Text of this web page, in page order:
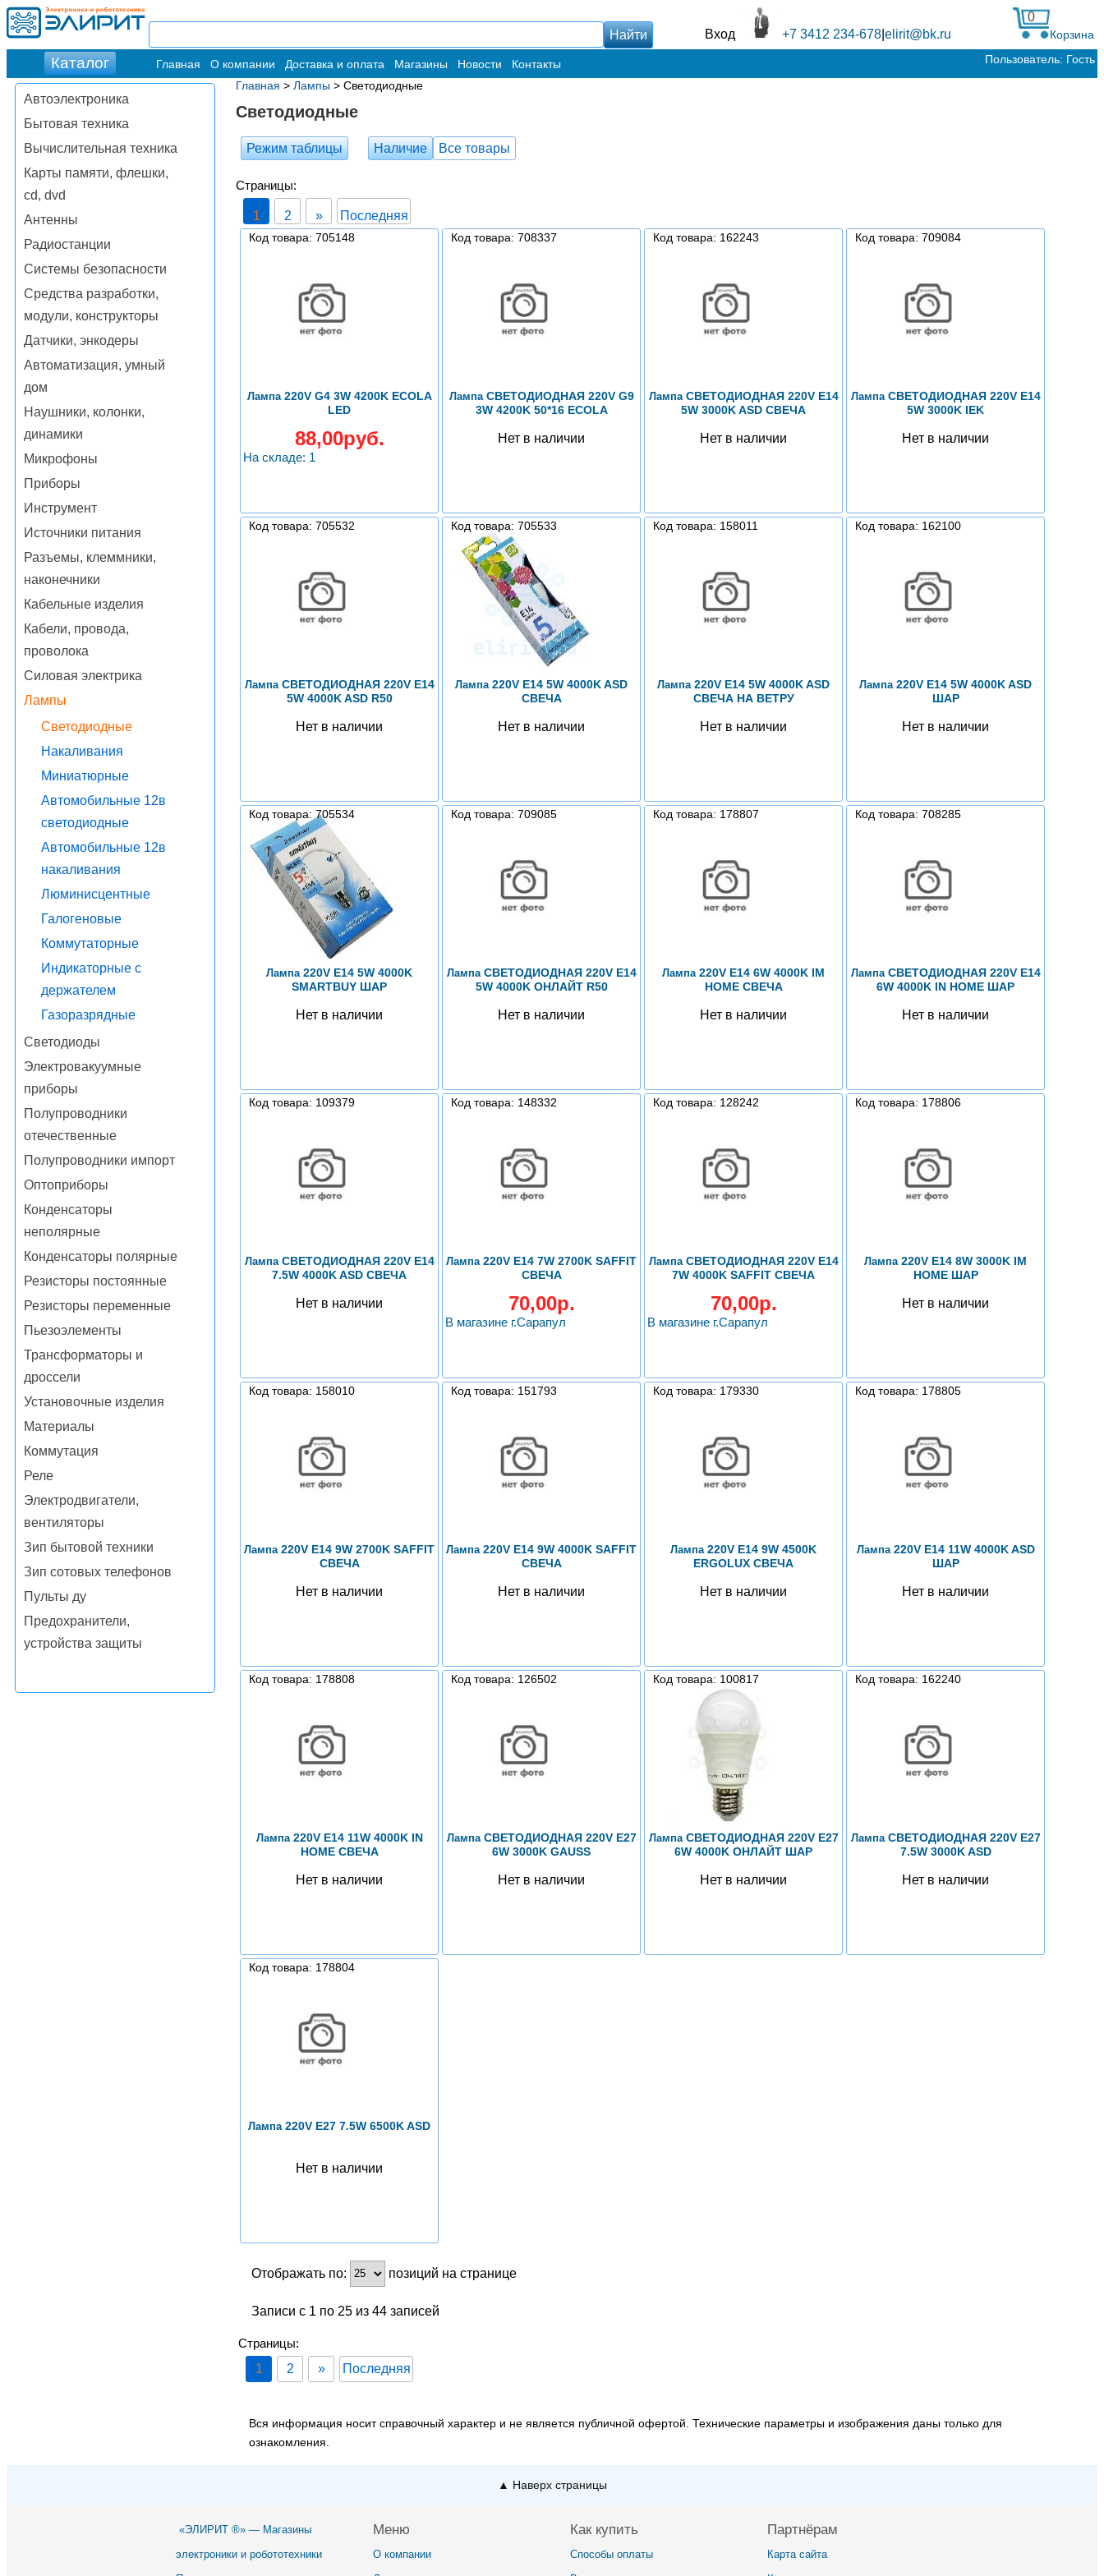
Вход +7 3412 234-678 elirit@bk.ru
0
Корзина
Главная О компании Доставка и оплата Магазины Новости Контакты Пользователь: Гость
Автоэлектроника
Бытовая техника
Вычислительная техника
Карты памяти, флешки,
cd, dvd
Антенны
Радиостанции
Системы безопасности
Средства разработки,
модули, конструкторы
Датчики, энкодеры
Автоматизация, умный
дом
Наушники, колонки,
динамики
Микрофоны
Приборы
Инструмент
Источники питания
Разъемы, клеммники,
наконечники
Кабельные изделия
Кабели, провода,
проволока
Силовая электрика
Лампы
Светодиодные
Накаливания
Миниатюрные
Автомобильные 12в
светодиодные
Автомобильные 12в
накаливания
Люминисцентные
Галогеновые
Коммутаторные
Индикаторные с
держателем
Газоразрядные
Светодиоды
Электровакуумные
приборы
Полупроводники
отечественные
Полупроводники импорт
Оптоприборы
Конденсаторы
неполярные
Конденсаторы полярные
Резисторы постоянные
Резисторы переменные
Пьезоэлементы
Трансформаторы и
дроссели
Установочные изделия
Материалы
Коммутация
Реле
Электродвигатели,
вентиляторы
Зип бытовой техники
Зип сотовых телефонов
Пульты ду
Предохранители,
устройства защиты
Главная > Лампы > Светодиодные
Светодиодные
Режим таблицы Наличие Все товары
Страницы:
1 2 » Последняя
Код товара: 705148
Лампа220V G4 3W 4200K ECOLA
LED
88,00руб.
На складе: 1
Код товара: 708337
ЛампаСВЕТОДИОДНАЯ 220V G9
3W 4200K 50*16 ECOLA
Нет в наличии
Код товара: 162243
ЛампаСВЕТОДИОДНАЯ 220V E14
5W 3000K ASD СВЕЧА
Нет в наличии
Код товара: 709084
ЛампаСВЕТОДИОДНАЯ 220V E14
5W 3000K IEK
Нет в наличии
Код товара: 705532
ЛампаСВЕТОДИОДНАЯ 220V E14
5W 4000K ASD R50
Нет в наличии
Код товара: 705533
Лампа 220V E14 5W 4000K ASD
СВЕЧА
Нет в наличии
Код товара: 158011
Лампа 220V E14 5W 4000K ASD
СВЕЧА НА ВЕТРУ
Нет в наличии
Код товара: 162100
Лампа 220V E14 5W 4000K ASD
ШАР
Нет в наличии
Код товара: 705534
Лампа 220V E14 5W 4000K
SMARTBUY ШАР
Нет в наличии
Код товара: 709085
ЛампаСВЕТОДИОДНАЯ 220V E14
5W 4000K ОНЛАЙТ R50
Нет в наличии
Код товара: 178807
Лампа 220V E14 6W 4000K IM
HOME СВЕЧА
Нет в наличии
Код товара: 708285
ЛампаСВЕТОДИОДНАЯ 220V E14
6W 4000K IN HOME ШАР
Нет в наличии
Код товара: 109379
ЛампаСВЕТОДИОДНАЯ 220V E14
7.5W 4000K ASD СВЕЧА
Нет в наличии
Код товара: 148332
Лампа 220V E14 7W 2700K SAFFIT
СВЕЧА
70,00р.
В магазине г.Сарапул
Код товара: 128242
ЛампаСВЕТОДИОДНАЯ 220V E14
7W 4000K SAFFIT СВЕЧА
70,00р.
В магазине г.Сарапул
Код товара: 178806
Лампа 220V E14 8W 3000K IM
HOME ШАР
Нет в наличии
Код товара: 158010
Лампа 220V E14 9W 2700K SAFFIT
СВЕЧА
Нет в наличии
Код товара: 151793
Лампа 220V E14 9W 4000K SAFFIT
СВЕЧА
Нет в наличии
Код товара: 179330
Лампа 220V E14 9W 4500K
ERGOLUX СВЕЧА
Нет в наличии
Код товара: 178805
Лампа220V E14 11W 4000K ASD
ШАР
Нет в наличии
Код товара: 178808
Лампа220V E14 11W 4000K IN
HOME СВЕЧА
Нет в наличии
Код товара: 126502
ЛампаСВЕТОДИОДНАЯ 220V E27
6W 3000K GAUSS
Нет в наличии
Код товара: 100817
ЛампаСВЕТОДИОДНАЯ 220V E27
6W 4000K ОНЛАЙТ ШАР
Нет в наличии
Код товара: 162240
ЛампаСВЕТОДИОДНАЯ 220V E27
7.5W 3000K ASD
Нет в наличии
Код товара: 178804
Лампа 220V E27 7.5W 6500K ASD
Нет в наличии
Отображать по: позиций на странице
Записи с 1 по 25 из 44 записей
Страницы:
1
2 » Последняя
Вся информация носит справочный характер и не является публичной офертой. Технические параметры и изображения даны только для
ознакомления.
▲ Наверх страницы
«ЭЛИРИТ ®» — Магазины
электроники и робототехники
Меню
О компании
Как купить
Способы оплаты
Партнёрам
Карта сайта